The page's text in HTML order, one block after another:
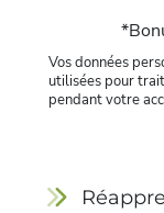
Vos données
utilisées pour
pendant votre